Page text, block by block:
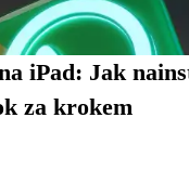
iPad: Jak
za krokem